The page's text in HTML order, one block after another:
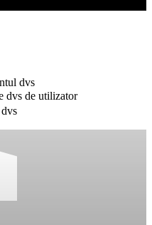
dvs
dvs de utilizator